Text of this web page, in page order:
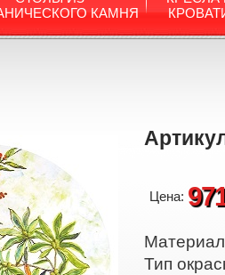
КАМНЯ
Цена:
Тип